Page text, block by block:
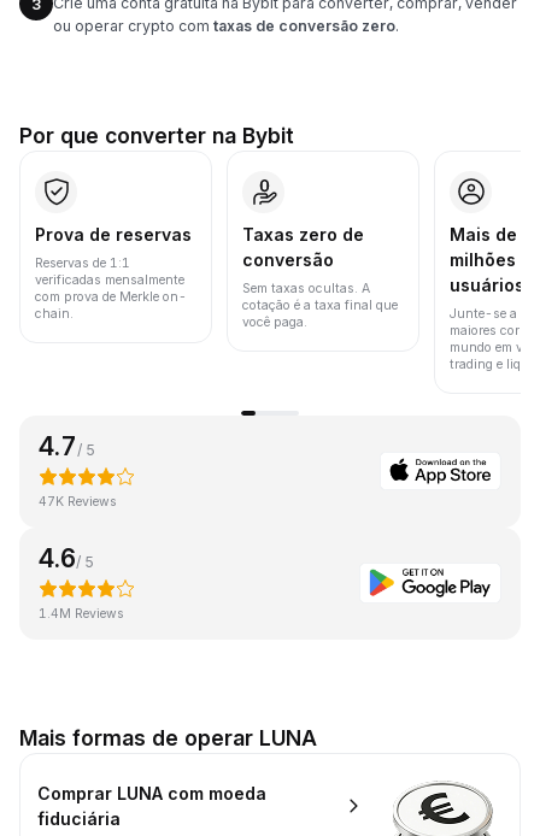
3
ou operar crypto com taxas de conversão zero.
Por que converter na Bybit
Prova de reservas
Reservas de 1:1
verificadas mensalmente
com prova de Merkle on-
chain.
Taxas zero de
conversão
Sem taxas ocultas. A
cotação é a taxa final que
você paga.
Mais de
milhões
usuários
Junte-se a
maiores
mundo em
trading e
4.7 / 5
47K Reviews
4.6/ 5
1.4M Reviews
Mais formas de operar LUNA
Comprar LUNA com moeda
fiduciária